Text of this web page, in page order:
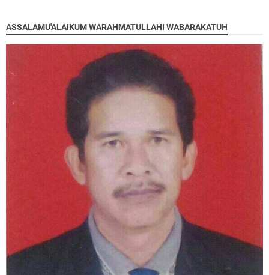
ASSALAMU'ALAIKUM WARAHMATULLAHI WABARAKATUH